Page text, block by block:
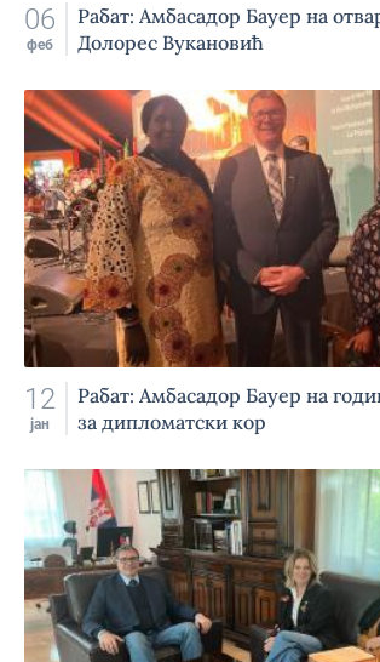
06
феб
Рабат: Амбасадор Бауер на
Долорес Вукановић
12
јан
Рабат: Амбасадор Бауер на
за дипломатски кор